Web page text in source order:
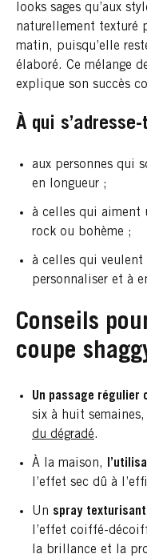
looks sages qu’aux
naturellement texturé
matin, puisqu’elle
élaboré. Ce mélange
explique son succès
À qui
aux personnes qui
en longueur ;
à celles qui aiment
rock ou bohème ;
à celles qui
personnaliser et à
Conseils
coupe
Un passage régulier
six à huit
du dégradé.
À la maison,
l’effet sec dû à
Un spray texturisant
l’effet coiffé-
la brillance et la